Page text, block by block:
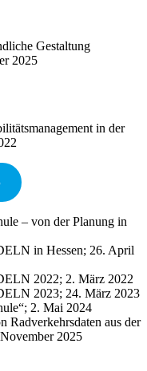
Gestaltung
2025
in der
– von der Planung in
in Hessen; 26. April
2022; 2. März 2022
2023; 24. März 2023
2. Mai 2024
Radverkehrsdaten aus der
2025